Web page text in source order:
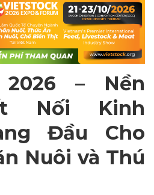
2026 – Nền
t Nối Kinh
Đầu Cho
n Nuôi và Thú